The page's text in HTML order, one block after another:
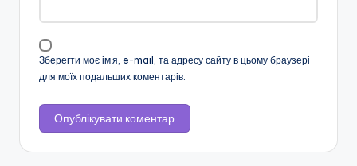
о
ї
о
б
л
Зберегти моє ім'я, e-mail, та адресу сайту в цьому браузері
для моїх подальших коментарів.